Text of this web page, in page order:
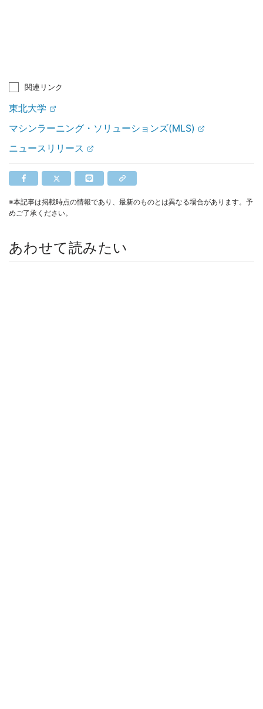
関連リンク
東北大学
マシンラーニング・ソリューションズ(MLS)
ニュースリリース
※本記事は掲載時点の情報であり、最新のものとは異なる場合があります。予
めご了承ください。
あわせて読みたい